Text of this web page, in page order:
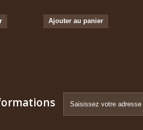
Ajouter au panier